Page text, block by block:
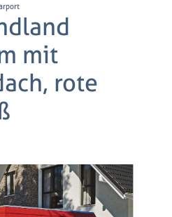
mit
rote